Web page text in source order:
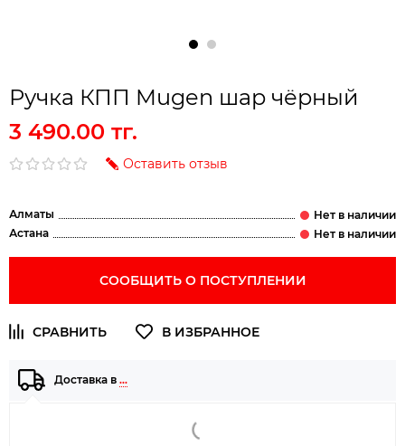
Ручка КПП Mugen шар чёрный
3 490.00 тг.
Оставить отзыв
Алматы
Астана
СООБЩИТЬ О ПОСТУПЛЕНИИ
Доставка в …